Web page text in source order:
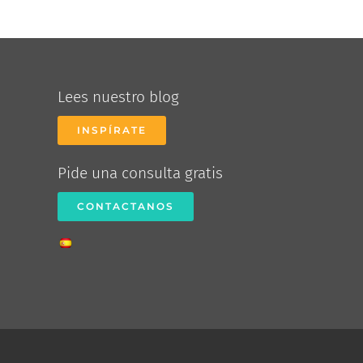
Lees nuestro blog
INSPÍRATE
Pide una consulta gratis
CONTACTANOS